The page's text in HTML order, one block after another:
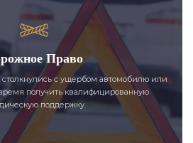
Право
с ущербом автомобилю или
получить квалифицированную
поддержку.